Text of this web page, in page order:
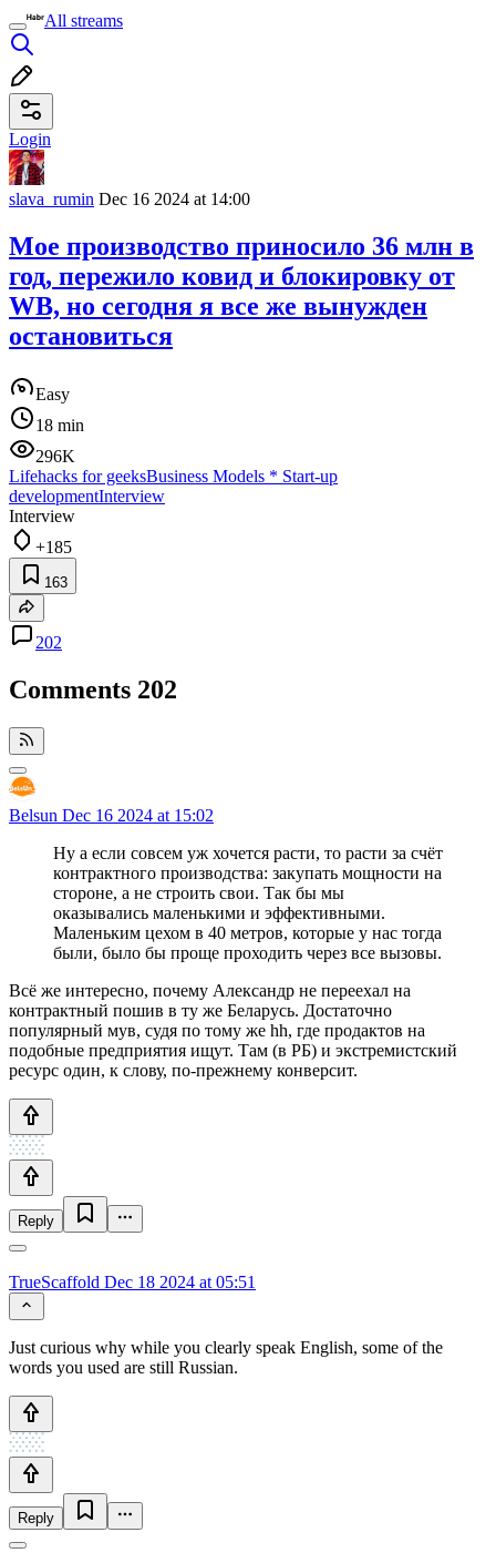
All streams
Login
slava_rumin Dec 16 2024 at 14:00
Мое производство приносило 36 млн в
год, пережило ковид и блокировку от
WB, но сегодня я все же вынужден
остановиться
Easy
18 min
296K
Lifehacks for geeksBusiness Models * Start-up
developmentInterview
Interview
+185
163
202
Comments 202
Belsun Dec 16 2024 at 15:02
Ну а если совсем уж хочется расти, то расти за счёт
контрактного производства: закупать мощности на
стороне, а не строить свои. Так бы мы
оказывались маленькими и эффективными.
Маленьким цехом в 40 метров, которые у нас тогда
были, было бы проще проходить через все вызовы.
Всё же интересно, почему Александр не переехал на
контрактный пошив в ту же Беларусь. Достаточно
популярный мув, судя по тому же hh, где продактов на
подобные предприятия ищут. Там (в РБ) и экстремистский
ресурс один, к слову, по-прежнему конверсит.
Reply
TrueScaffold Dec 18 2024 at 05:51
Just curious why while you clearly speak English, some of the
words you used are still Russian.
Reply